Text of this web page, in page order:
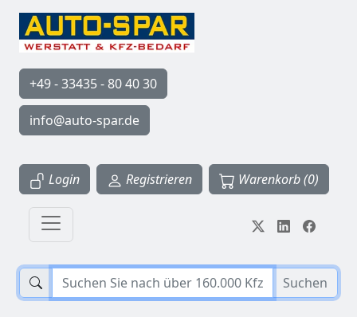
+49 - 33435 - 80 40 30
info@auto-spar.de
Login Registrieren Warenkorb (0)
Suchen